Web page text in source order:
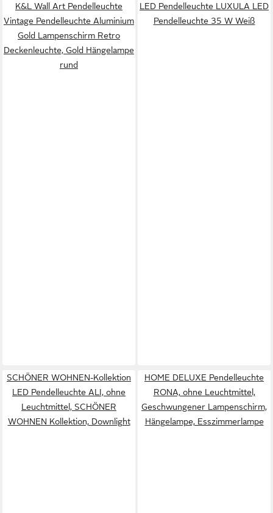
K&L Wall Art Pendelleuchte
Vintage Pendelleuchte Aluminium
Gold Lampenschirm Retro
Deckenleuchte, Gold Hängelampe
rund
LED Pendelleuchte LUXULA LED
Pendelleuchte 35 W Weiß
SCHÖNER WOHNEN-Kollektion
LED Pendelleuchte ALI, ohne
Leuchtmittel, SCHÖNER
WOHNEN Kollektion, Downlight
HOME DELUXE Pendelleuchte
RONA, ohne Leuchtmittel,
Geschwungener Lampenschirm,
Hängelampe, Esszimmerlampe